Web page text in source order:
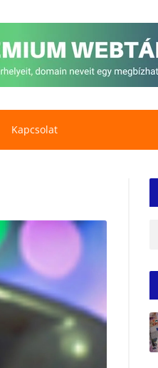
Kapcsolat